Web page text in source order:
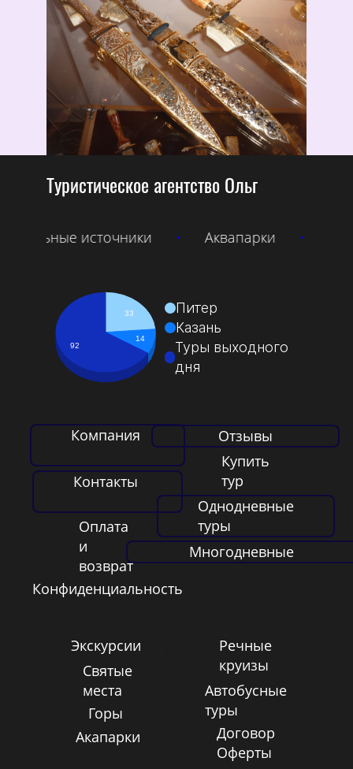
Туристическое агентство Ольга
• Аквапарки Абхазия • Речные
33
14
92
Питер
Казань
Туры выходного
дня
Компания
Контакты
Оплата
и
возврат
Конфиденциальность
Отзывы
Купить
тур
Однодневные
туры
Многодневные
Экскурсии
Святые
места
Горы
Акапарки
Речные
круизы
Автобусные
туры
Договор
Оферты